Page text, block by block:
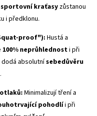
sportovní kraťasy zůstanou
i předklonu.
proof"): Hustá a
100% neprůhlednosti při
dodá absolutnísebedůvěru
Minimalizují tření a
pohodlíi při